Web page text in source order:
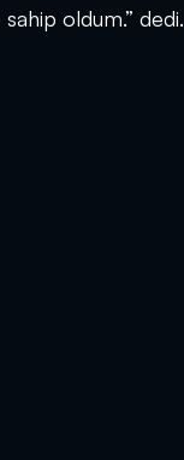
oldum.” dedi.